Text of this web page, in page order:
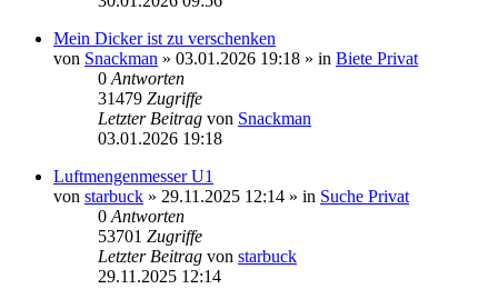
Mein Dicker ist zu verschenken
von Snackman » 03.01.2026 19:18 » in Biete Privat
0 Antworten
31479 Zugriffe
Letzter Beitrag von Snackman
03.01.2026 19:18
Luftmengenmesser U1
von starbuck » 29.11.2025 12:14 » in Suche Privat
0 Antworten
53701 Zugriffe
Letzter Beitrag von starbuck
29.11.2025 12:14